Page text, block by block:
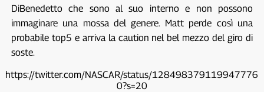
DiBenedetto che sono al suo interno e non possono
immaginare una mossa del genere. Matt perde così una
probabile top5 e arriva la caution nel bel mezzo del giro di
soste.
https://twitter.com/NASCAR/status/128498379119947776
0?s=20